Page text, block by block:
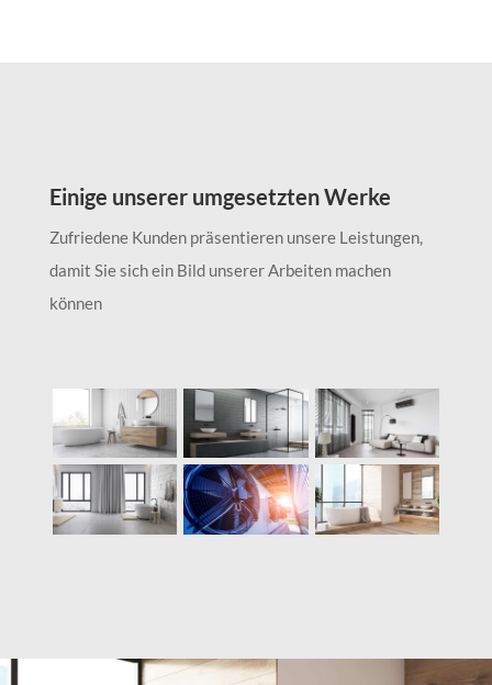
Einige unserer umgesetzten Werke
Zufriedene Kunden präsentieren unsere Leistungen,
damit Sie sich ein Bild unserer Arbeiten machen
können